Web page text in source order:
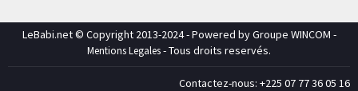
LeBabi.net © Copyright 2013-2024 - Powered by Groupe WINCOM -
Mentions Legales- Tous droits reservés.
Contactez-nous: +225 07 77 36 05 16